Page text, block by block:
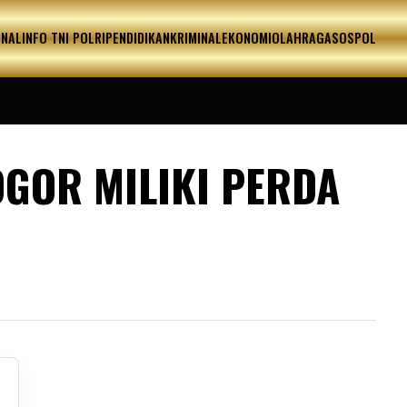
INFO TNI POLRIPENDIDIKANKRIMINALEKONOMIOLAHRAGASOSPOL
MILIKI PERDA